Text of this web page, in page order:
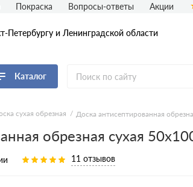
Петербургу и Ленинградской области
Каталог
Доска
Доска ест. влаж.
Доска сухая
Доска строганная
Покраска Вопросы-ответы Акции
сухая обрезная Доска антисептированная
обрезная сухая
11 отзывов